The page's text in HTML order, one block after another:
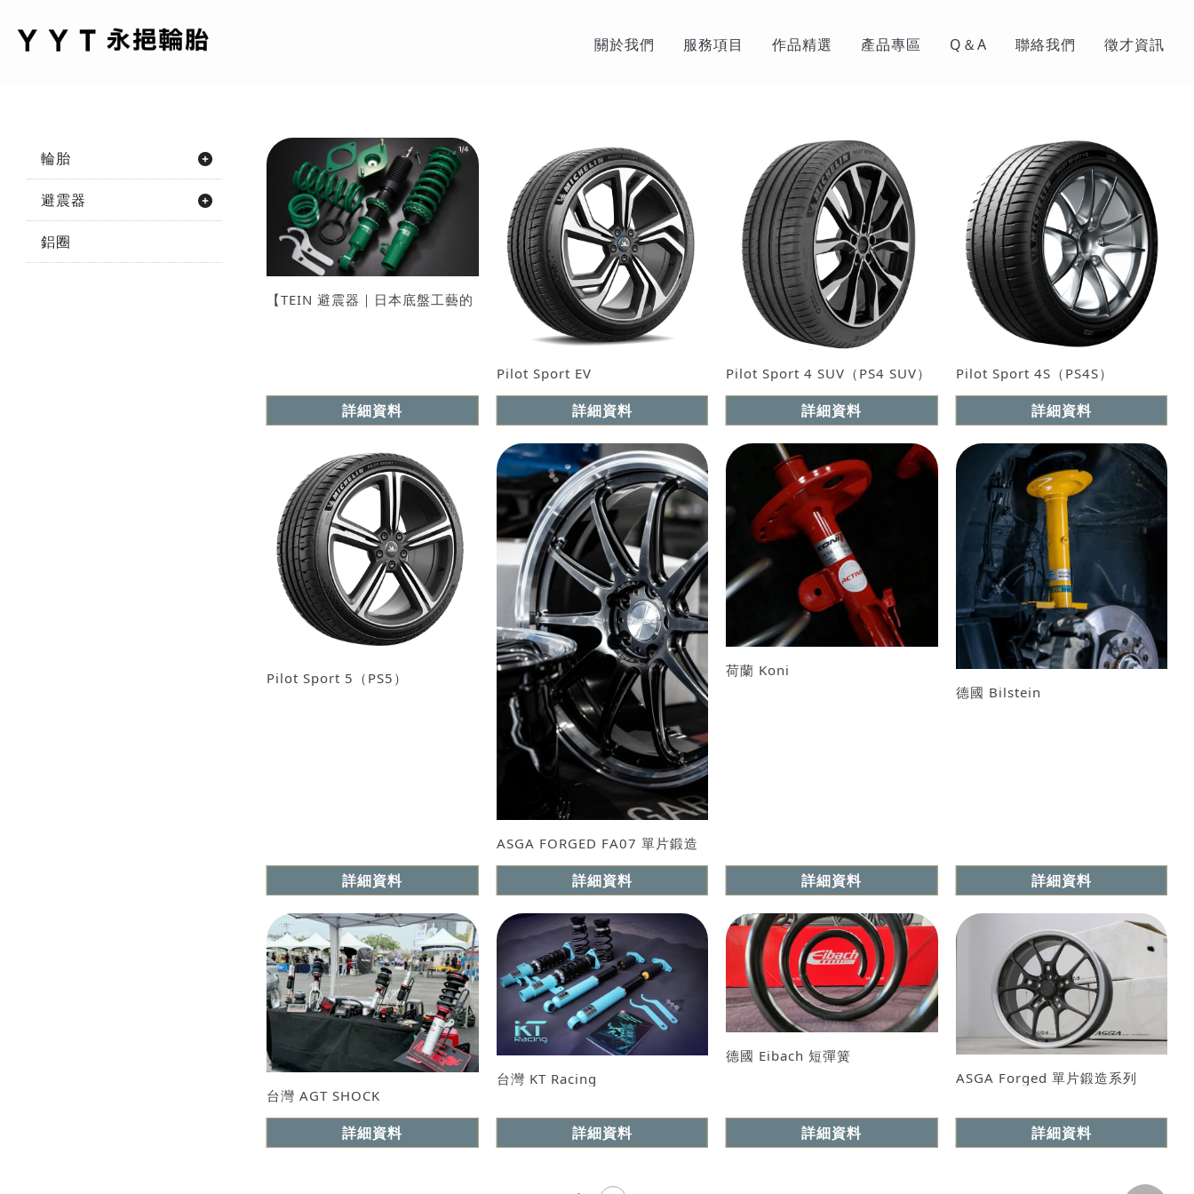
關於我們 服務項目 作品精選 產品專區 Q＆A 聯絡我們 徵才資訊
輪胎
避震器
鋁圈
【TEIN 避震器｜日本底盤工藝的
詳細資料
Pilot Sport EV
詳細資料
Pilot Sport 4 SUV（PS4 SUV）
詳細資料
Pilot Sport 4S（PS4S）
詳細資料
Pilot Sport 5（PS5）
詳細資料
ASGA FORGED FA07 單片鍛造
系列
詳細資料
荷蘭 Koni
詳細資料
德國 Bilstein
詳細資料
台灣 AGT SHOCK
詳細資料
台灣 KT Racing
詳細資料
德國 Eibach 短彈簧
詳細資料
ASGA Forged 單片鍛造系列
詳細資料